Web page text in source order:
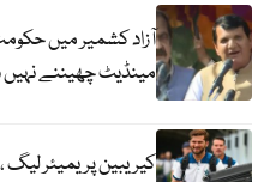
آزاد کشمیر میں
مینڈیٹ چھیننے نہیں